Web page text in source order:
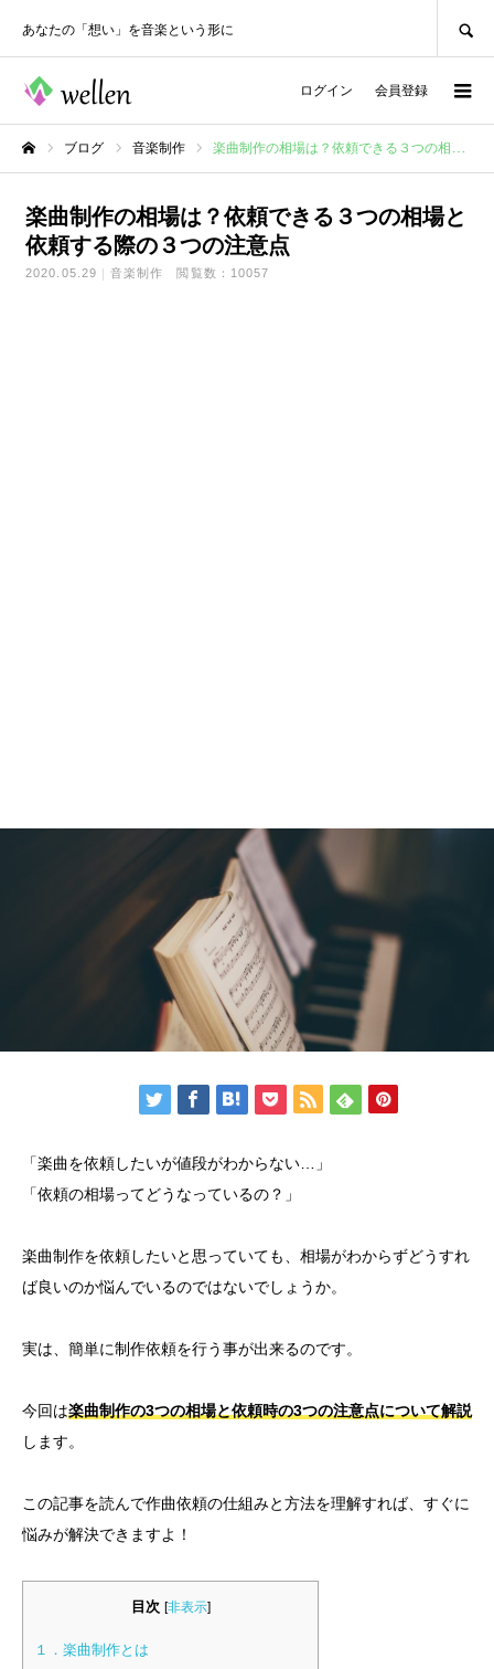
あなたの「想い」を音楽という形に
ログイン 会員登録
ブログ 音楽制作 楽曲制作の相場は？依頼できる３つの相場と依頼する際の３つの注意点
楽曲制作の相場は？依頼できる３つの相場と
依頼する際の３つの注意点
2020.05.29 音楽制作 閲覧数：10057
「楽曲を依頼したいが値段がわからない…」
「依頼の相場ってどうなっているの？」
楽曲制作を依頼したいと思っていても、相場がわからずどうすれ
ば良いのか悩んでいるのではないでしょうか。
実は、簡単に制作依頼を行う事が出来るのです。
今回は楽曲制作の3つの相場と依頼時の3つの注意点について解説
します。
この記事を読んで作曲依頼の仕組みと方法を理解すれば、すぐに
悩みが解決できますよ！
目次 [非表示]
１．楽曲制作とは